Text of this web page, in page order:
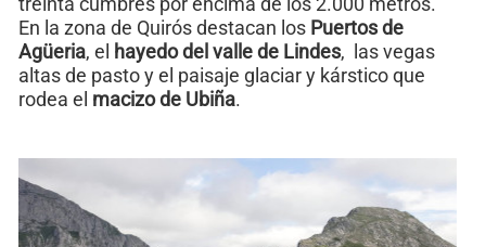
En la zona de Quirós destacan los Puertos de
Agüeria, el hayedo del valle de Lindes, las vegas
altas de pasto y el paisaje glaciar y kárstico que
rodea el macizo de Ubiña.